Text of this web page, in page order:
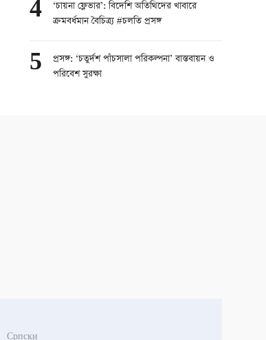
4
‘চায়না ফ্লেভার’: বিদেশি অতিথিদের খাবারে
ক্রমবর্ধমান বৈচিত্র্য #চলতি প্রসঙ্গ
5
প্রসঙ্গ: ‘চতুর্দশ পাঁচসালা পরিকল্পনা’ বাস্তবায়ন ও
পরিবেশ সুরক্ষা
Српски